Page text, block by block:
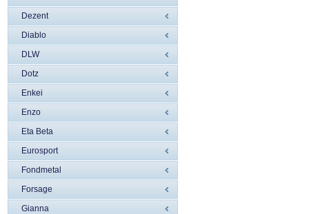
Dezent
Diablo
DLW
Dotz
Enkei
Enzo
Eta Beta
Eurosport
Fondmetal
Forsage
Gianna